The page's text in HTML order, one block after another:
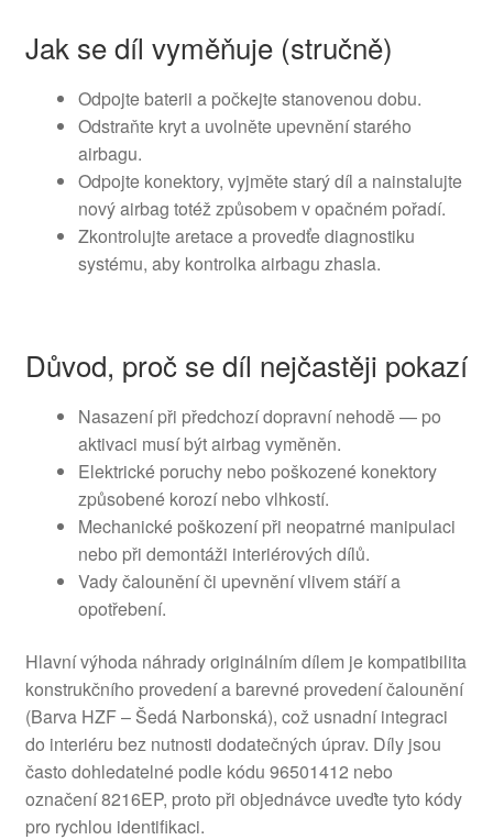
Jak se díl vyměňuje (stručně)
Odpojte baterii a počkejte stanovenou dobu.
Odstraňte kryt a uvolněte upevnění starého
airbagu.
Odpojte konektory, vyjměte starý díl a nainstalujte
nový airbag totéž způsobem v opačném pořadí.
Zkontrolujte aretace a provedťe diagnostiku
systému, aby kontrolka airbagu zhasla.
Důvod, proč se díl nejčastěji pokazí
Nasazení při předchozí dopravní nehodě — po
aktivaci musí být airbag vyměněn.
Elektrické poruchy nebo poškozené konektory
způsobené korozí nebo vlhkostí.
Mechanické poškození při neopatrné manipulaci
nebo při demontáži interiérových dílů.
Vady čalounění či upevnění vlivem stáří a
opotřebení.
Hlavní výhoda náhrady originálním dílem je kompatibilita
konstrukčního provedení a barevné provedení čalounění
(Barva HZF – Šedá Narbonská), což usnadní integraci
do interiéru bez nutnosti dodatečných úprav. Díly jsou
často dohledatelné podle kódu 96501412 nebo
označení 8216EP, proto při objednávce uveďte tyto kódy
pro rychlou identifikaci.